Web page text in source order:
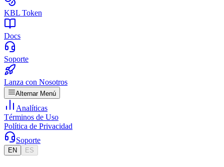
KBL Token
Docs
Soporte
Lanza con Nosotros
Alternar Menú
Analíticas
Términos de Uso
Política de Privacidad
Soporte
EN ES